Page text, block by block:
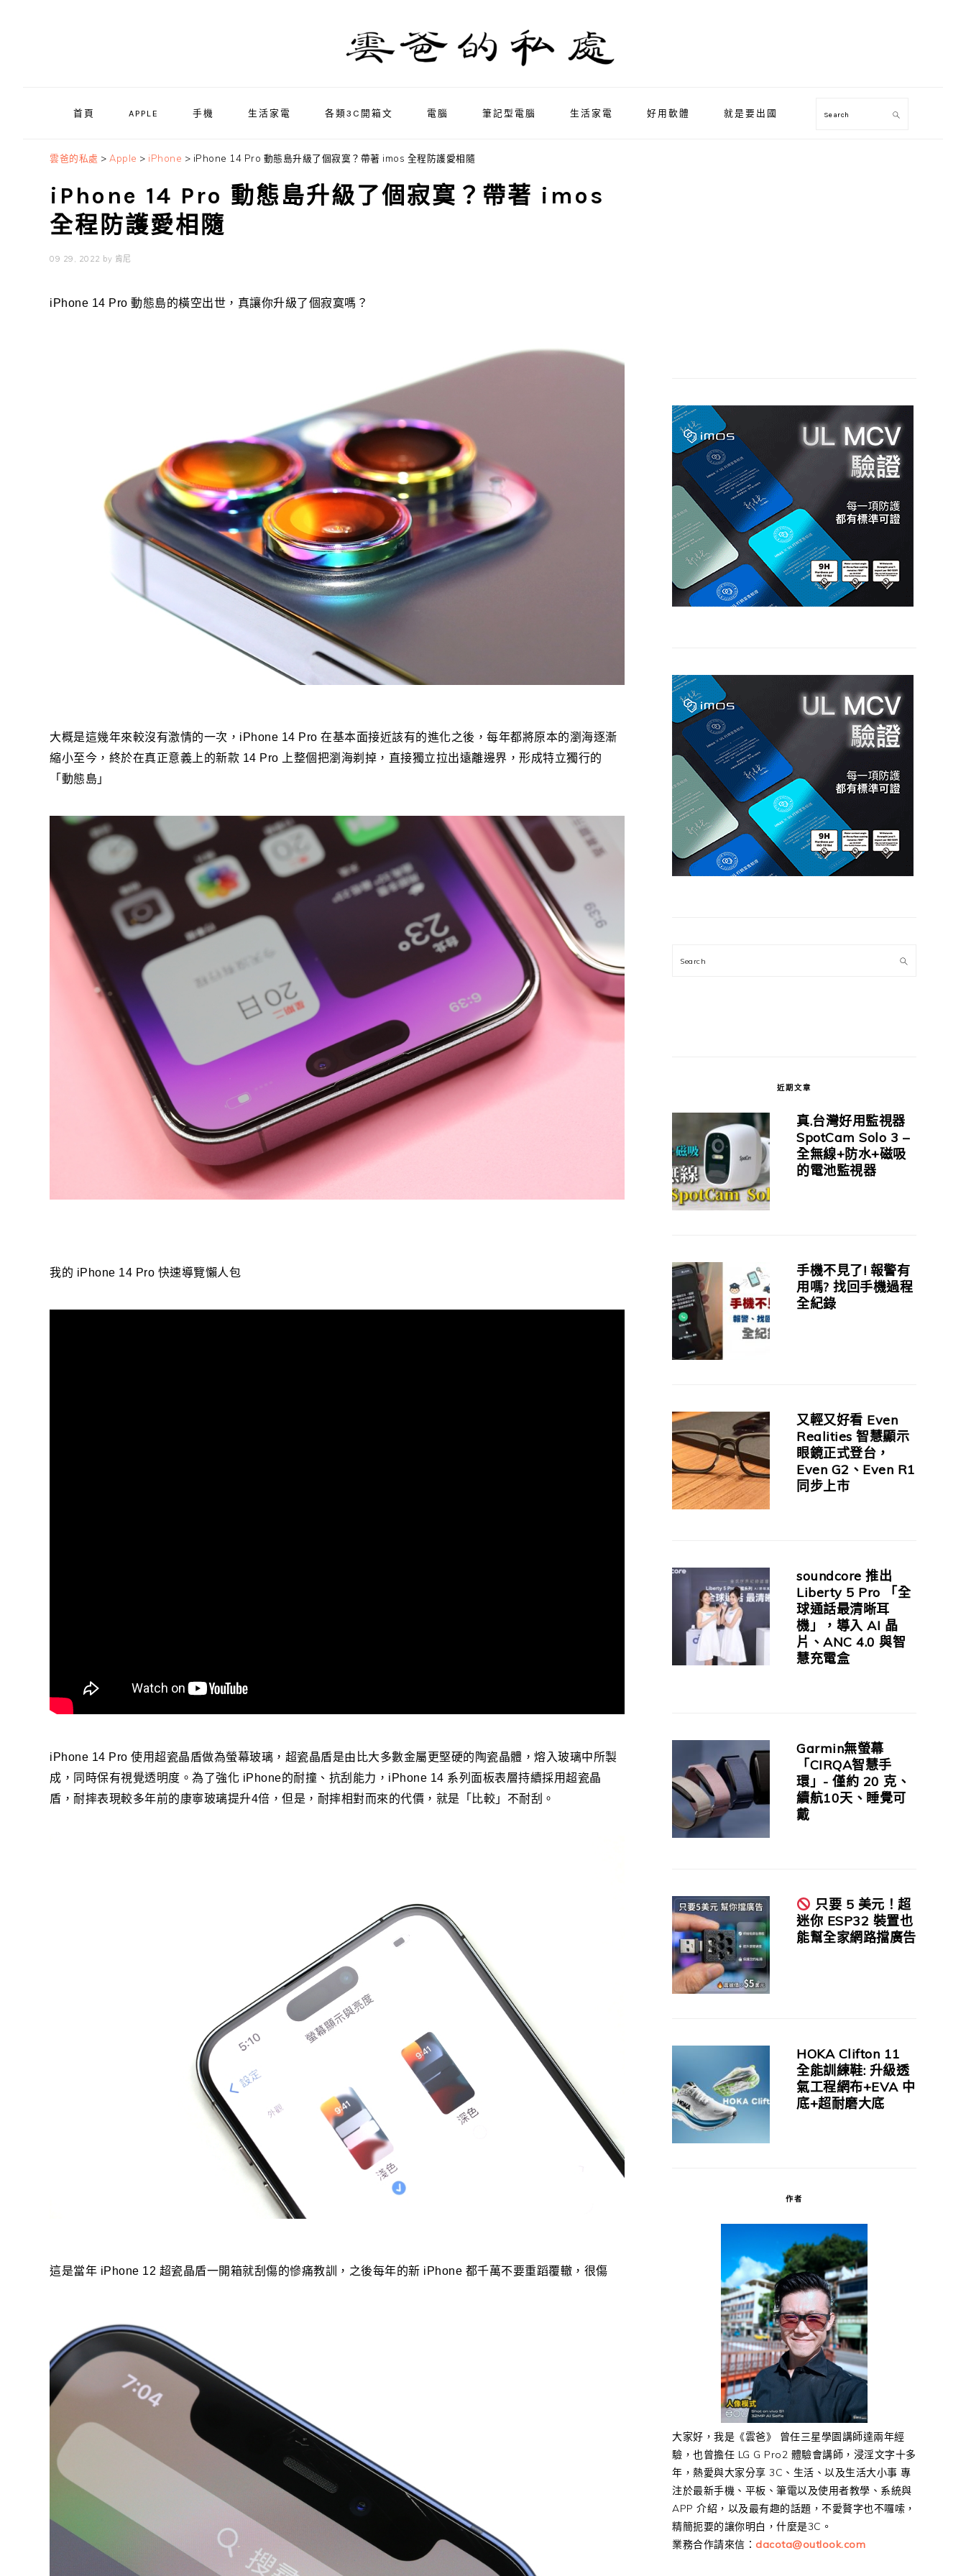
首頁 APPLE 手機 生活家電 各類3C開箱文 電腦 筆記型電腦 生活家電 好用軟體 就是要出國 Search
雲爸的私處 > Apple > iPhone > iPhone 14 Pro 動態島升級了個寂寞？帶著 imos 全程防護愛相隨
iPhone 14 Pro 動態島升級了個寂寞？帶著 imos
全程防護愛相隨
09 29, 2022 by 肯尼
iPhone 14 Pro 動態島的橫空出世，真讓你升級了個寂寞嗎？
大概是這幾年來較沒有激情的一次，iPhone 14 Pro 在基本面接近該有的進化之後，每年都將原本的瀏海逐漸
縮小至今，終於在真正意義上的新款 14 Pro 上整個把瀏海剃掉，直接獨立拉出遠離邊界，形成特立獨行的
「動態島」
我的 iPhone 14 Pro 快速導覽懶人包
iPhone 14 Pro 使用超瓷晶盾做為螢幕玻璃，超瓷晶盾是由比大多數金屬更堅硬的陶瓷晶體，熔入玻璃中所製
成，同時保有視覺透明度。為了強化 iPhone的耐撞、抗刮能力，iPhone 14 系列面板表層持續採用超瓷晶
盾，耐摔表現較多年前的康寧玻璃提升4倍，但是，耐摔相對而來的代價，就是「比較」不耐刮。
這是當年 iPhone 12 超瓷晶盾一開箱就刮傷的慘痛教訓，之後每年的新 iPhone 都千萬不要重蹈覆轍，很傷
Search
近期文章
真.台灣好用監視器
SpotCam Solo 3 –
全無線+防水+磁吸
的電池監視器
手機不見了! 報警有
用嗎? 找回手機過程
全紀錄
又輕又好看 Even
Realities 智慧顯示
眼鏡正式登台，
Even G2、Even R1
同步上市
soundcore 推出
Liberty 5 Pro 「全
球通話最清晰耳
機」，導入 AI 晶
片、ANC 4.0 與智
慧充電盒
Garmin無螢幕
「CIRQA智慧手
環」- 僅約 20 克、
續航10天、睡覺可
戴
只要 5 美元！超
迷你 ESP32 裝置也
能幫全家網路擋廣告
HOKA Clifton 11
全能訓練鞋: 升級透
氣工程網布+EVA 中
底+超耐磨大底
作者
大家好，我是《雲爸》 曾任三星學園講師達兩年經
驗，也曾擔任 LG G Pro2 體驗會講師，浸淫文字十多
年，熱愛與大家分享 3C、生活、以及生活大小事 專
注於最新手機、平板、筆電以及使用者教學、系統與
APP 介紹，以及最有趣的話題，不愛贅字也不囉嗦，
精簡扼要的讓你明白，什麼是3C。
業務合作請來信： dacota@outlook.com